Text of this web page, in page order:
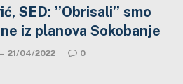
SED: ’’Obrisali’’ smo
iz planova Sokobanje
21/04/2022 0